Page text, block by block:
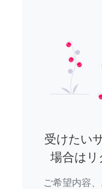
受けたい
場合はリ
ご希望内容